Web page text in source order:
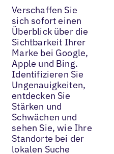
Verschaffen Sie
sich sofort einen
Überblick über die
Sichtbarkeit Ihrer
Marke bei Google,
Apple und Bing.
Identifizieren Sie
Ungenauigkeiten,
entdecken Sie
Stärken und
Schwächen und
sehen Sie, wie Ihre
Standorte bei der
lokalen Suche